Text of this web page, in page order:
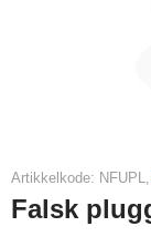
Artikkelkode: NFUPL,
Falsk